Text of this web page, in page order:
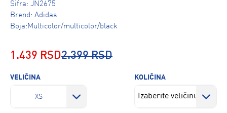
Šifra: JN2675
Brend: Adidas
Boja:Multicolor/multicolor/black
1.439 RSD2.399 RSD
VELIČINA
XS
KOLIČINA